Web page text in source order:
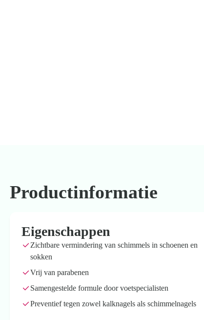
Productinformatie
Eigenschappen
Zichtbare vermindering van schimmels in schoenen en
sokken
Vrij van parabenen
Samengestelde formule door voetspecialisten
Preventief tegen zowel kalknagels als schimmelnagels